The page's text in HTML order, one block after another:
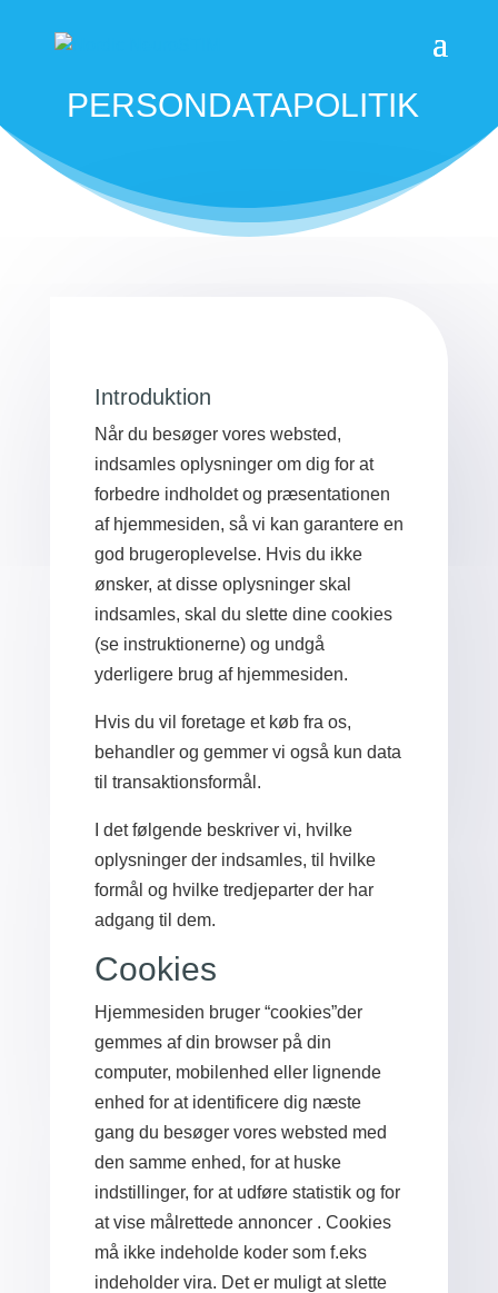
PERSONDATAPOLITIK
Introduktion
Når du besøger vores websted,
indsamles oplysninger om dig for at
forbedre indholdet og præsentationen
af ​​hjemmesiden, så vi kan garantere en
god brugeroplevelse. Hvis du ikke
ønsker, at disse oplysninger skal
indsamles, skal du slette dine cookies
(se instruktionerne) og undgå
yderligere brug af hjemmesiden.
Hvis du vil foretage et køb fra os,
behandler og gemmer vi også kun data
til transaktionsformål.
I det følgende beskriver vi, hvilke
oplysninger der indsamles, til hvilke
formål og hvilke tredjeparter der har
adgang til dem.
Cookies
Hjemmesiden bruger “cookies”der
gemmes af din browser på din
computer, mobilenhed eller lignende
enhed for at identificere dig næste
gang du besøger vores websted med
den samme enhed, for at huske
indstillinger, for at udføre statistik og for
at vise målrettede annoncer . Cookies
må ikke indeholde koder som f.eks
indeholder vira. Det er muligt at slette